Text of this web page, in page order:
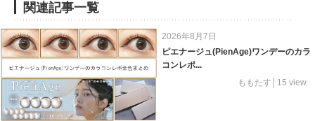
関連記事一覧
2026年8月7日
ピエナージュ(PienAge)ワンデーのカラ
コンレポ...
ももたす│15 view